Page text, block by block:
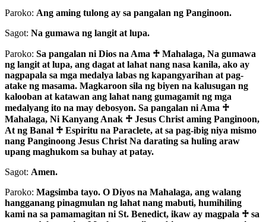
Paroko: Ang aming tulong ay sa pangalan ng Panginoon.
Sagot: Na gumawa ng langit at lupa.
Paroko: Sa pangalan ni Dios na Ama ♱ Mahalaga, Na gumawa
ng langit at lupa, ang dagat at lahat nang nasa kanila, ako ay
nagpapala sa mga medalya labas ng kapangyarihan at pag-
atake ng masama. Magkaroon sila ng biyen na kalusugan ng
kalooban at katawan ang lahat nang gumagamit ng mga
medalyang ito na may debosyon. Sa pangalan ni Ama ♱
Mahalaga, Ni Kanyang Anak ♱ Jesus Christ aming Panginoon,
At ng Banal ♱ Espiritu na Paraclete, at sa pag-ibig niya mismo
nang Panginoong Jesus Christ Na darating sa huling araw
upang maghukom sa buhay at patay.
Sagot: Amen.
Paroko: Magsimba tayo. O Diyos na Mahalaga, ang walang
hangganang pinagmulan ng lahat nang mabuti, humihiling
kami na sa pamamagitan ni St. Benedict, ikaw ay magpala ♱ sa